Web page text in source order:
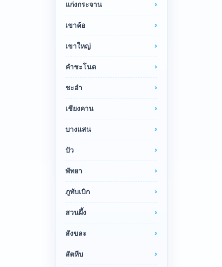
แก่งกระจาน
เขาค้อ
เขาใหญ่
คำชะโนด
ชะอำ
เชียงคาน
บางแสน
ปัว
พัทยา
ภูทับเบิก
สวนผึ้ง
สังขละ
สัตหีบ